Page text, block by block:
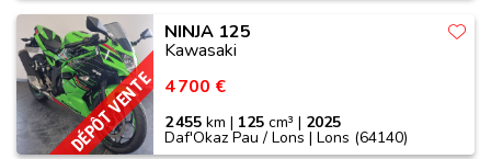
DÉPÔT VENTE
NINJA 125
Kawasaki
4 700 €
2 455 km | 125 cm³ | 2025
Daf'Okaz Pau / Lons | Lons (64140)